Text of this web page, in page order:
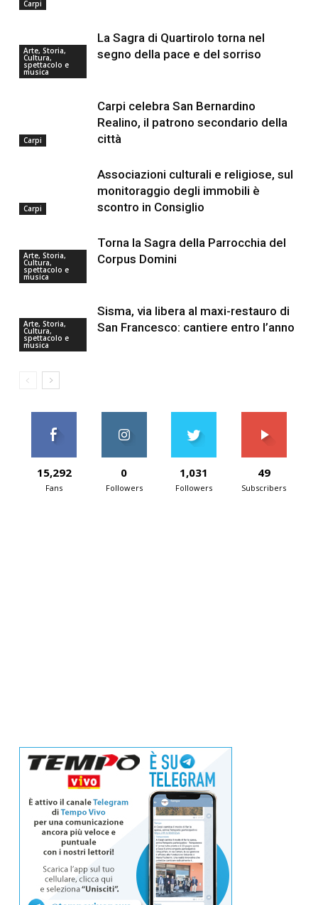
Carpi
Arte, Storia,
Cultura,
spettacolo e
musica
La Sagra di Quartirolo torna nel
segno della pace e del sorriso
Carpi
Carpi celebra San Bernardino
Realino, il patrono secondario della
città
Carpi
Associazioni culturali e religiose, sul
monitoraggio degli immobili è
scontro in Consiglio
Arte, Storia,
Cultura,
spettacolo e
musica
Torna la Sagra della Parrocchia del
Corpus Domini
Arte, Storia,
Cultura,
spettacolo e
musica
Sisma, via libera al maxi-restauro di
San Francesco: cantiere entro l’anno
15,292
Fans
0
Followers
1,031
Followers
49
Subscribers